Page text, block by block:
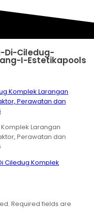
Di-Ciledug-
I-Estetikapools
Larangan
Perawatan dan
Ciledug Komplek
Required fields are